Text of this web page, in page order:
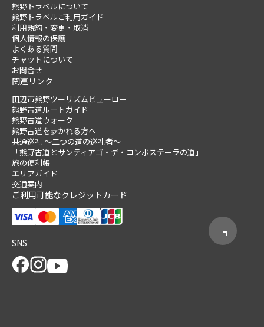
熊野トラベルについて
熊野トラベルご利用ガイド
利用規約・変更・取消
個人情報の保護
よくある質問
チャットについて
お問合せ
関連リンク
田辺市熊野ツーリズムビューロー
熊野古道ルートガイド
熊野古道ウォーク
熊野古道を歩かれる方へ
共通巡礼 ～二つの道の巡礼者～
「熊野古道とサンティアゴ・デ・コンポステーラの道」
旅の便利帳
エリアガイド
交通案内
ご利用可能なクレジットカード
SNS